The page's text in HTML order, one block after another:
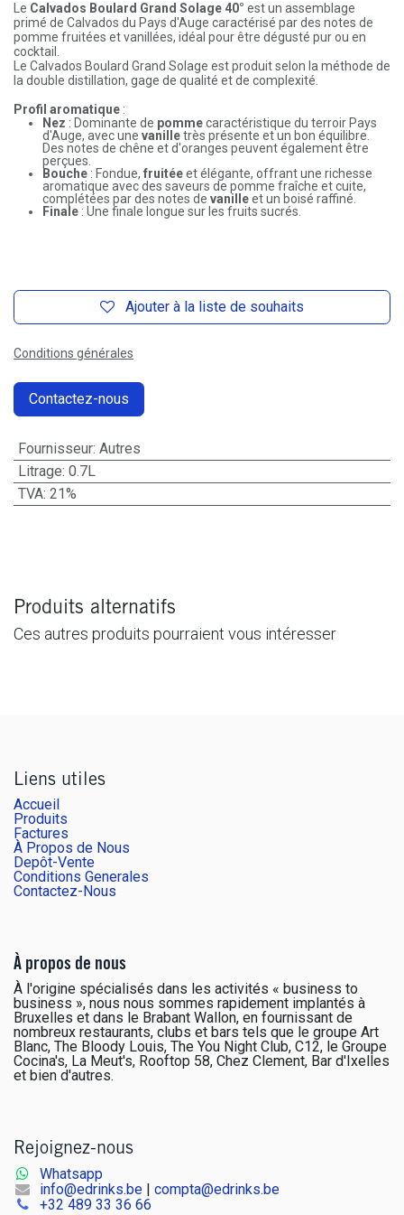
Le Calvados Boulard Grand Solage 40° est un assemblage
primé de Calvados du Pays d'Auge caractérisé par des notes de
pomme fruitées et vanillées, idéal pour être dégusté pur ou en
cocktail.
Le Calvados Boulard Grand Solage est produit selon la méthode de
la double distillation, gage de qualité et de complexité.
Profil aromatique :
Nez : Dominante de pommecaractéristique du terroir Pays
d'Auge, avec une vanilletrès présente et un bon équilibre.
Des notes de chêne et d'oranges peuvent également être
perçues.
Bouche : Fondue, fruitéeet élégante, offrant une richesse
aromatique avec des saveurs de pomme fraîche et cuite,
complétées par des notes de vanilleet un boisé raffiné.
Finale : Une finale longue sur les fruits sucrés.
Ajouter à la liste de souhaits
Conditions générales
Contactez-nous
Fournisseur: Autres
Litrage: 0.7L
TVA: 21%
Produits alternatifs
Ces autres produits pourraient vous intéresser
Liens utiles
Accueil
Produits
Factures
À Propos de Nous
Depôt-Vente
Conditions Generales
Contactez-Nous
À propos de nous
À l'origine spécialisés dans les activités « business to
business », nous nous sommes rapidement implantés à
Bruxelles et dans le Brabant Wallon, en fournissant de
nombreux restaurants, clubs et bars tels que le groupe Art
Blanc, The Bloody Louis, The You Night Club, C12, le Groupe
Cocina's, La Meut's, Rooftop 58, Chez Clement, Bar d'Ixelles
et bien d'autres.
Rejoignez-nous
Whatsapp
info@edrinks.be| compta@edrinks.be
+32 489 33 36 66